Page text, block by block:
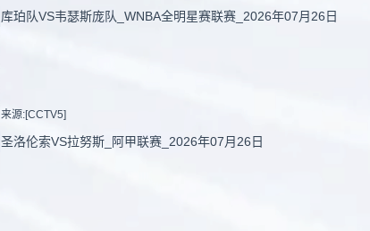
库珀队VS韦瑟斯庞队_WNBA全明星赛联赛_2026年07月26日
来源:[CCTV5]
圣洛伦索VS拉努斯_阿甲联赛_2026年07月26日